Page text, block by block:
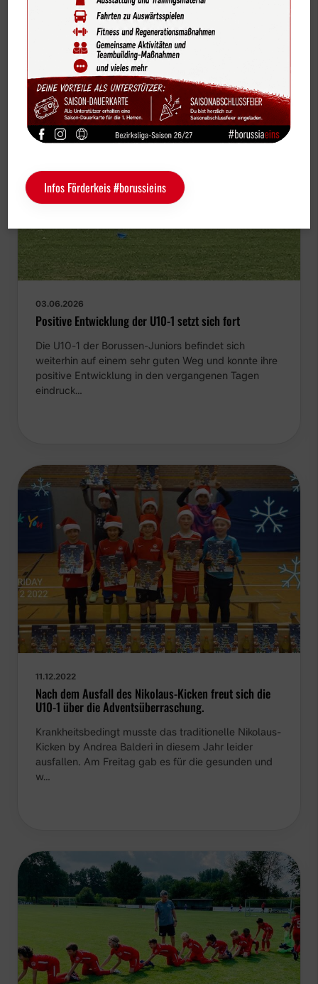
03.06.2026
Positive Entwicklung der U10-1 setzt sich fort
Die U10-1 der Borussen-Juniors befindet sich
weiterhin auf einem sehr guten Weg und konnte ihre
positive Entwicklung in den vergangenen Tagen
eindruck…
11.12.2022
Nach dem Ausfall des Nikolaus-Kicken freut sich die
U10-1 über die Adventsüberraschung.
Krankheitsbedingt musste das traditionelle Nikolaus-
Kicken by Andrea Balderi in diesem Jahr leider
ausfallen. Am Freitag gab es für die gesunden und
w…
Bildergalerien
Vereinskalender
Sportdeutschland-News
Das LSB-Magazin "Wir im Sport"
Sponsoren
Kontakt
Infos Förderkeis #borussieins